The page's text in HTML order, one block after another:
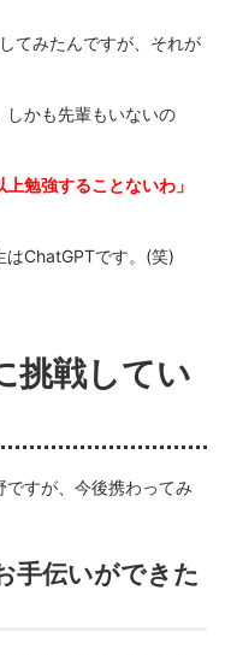
てみたんですが、それが
しかも先輩もいないの
上勉強することないわ」
はChatGPTです。(笑)
挑戦してい
すが、今後携わってみ
手伝いができた